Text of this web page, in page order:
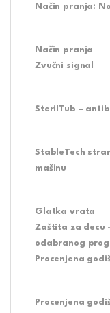
Način pranja:
Način pranja
Zvučni signal
SterilTub –
StableTech
mašinu
Glatka vrata
Zaštita za decu
odabranog
Procenjena
Procenjena